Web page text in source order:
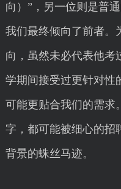
向）”，另一位则是普
我们最终倾向了前者。
向，虽然未必代表他考
学期间接受过更针对性
可能更贴合我们的需求
字，都可能被细心的招
背景的蛛丝马迹。